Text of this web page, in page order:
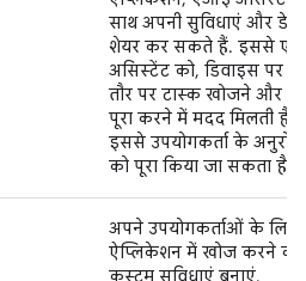
साथ अपनी सुविधाएं और डेटा
शेयर कर सकते हैं. इससे
असिस्टेंट को, डिवाइस पर
तौर पर टास्क खोजने और
पूरा करने में मदद मिलती है.
इससे उपयोगकर्ता के अनुरोधों
को पूरा किया जा सकता है.
अपने उपयोगकर्ताओं के लिए,
ऐप्लिकेशन में खोज करने की
कस्टम सुविधाएं बनाएं.